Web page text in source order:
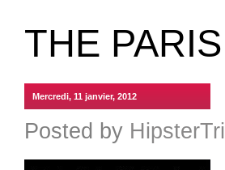
THE
Mercredi, 11 janvier, 2012
Posted by